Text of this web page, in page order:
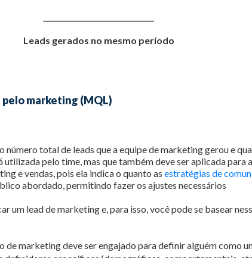
Leads gerados no mesmo período
marketing (MQL)
número total de leads que a equipe de marketing gerou e
pelo time, mas que também deve ser aplicada para
e vendas, pois ela indica o quanto as estratégias de
abordado, permitindo fazer os ajustes necessários
um lead de marketing e, para isso, você pode se basear
de marketing deve ser engajado para definir alguém como